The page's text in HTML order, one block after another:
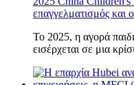
επαγγελματισμός και
Το 2025, η αγορά
εισέρχεται σε μια